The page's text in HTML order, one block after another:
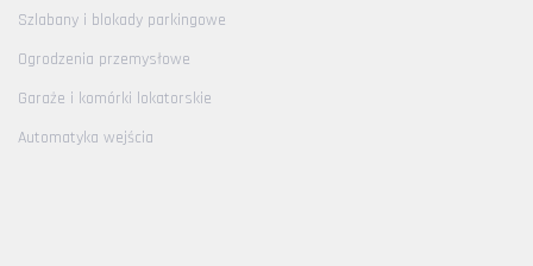
Szlabany i blokady parkingowe
Ogrodzenia przemysłowe
Garaże i komórki lokatorskie
Automatyka wejścia